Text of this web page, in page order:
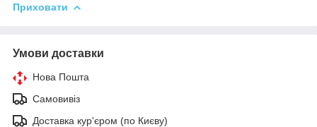
Приховати
Умови доставки
Нова Пошта
Самовивіз
Доставка кур'єром (по Києву)